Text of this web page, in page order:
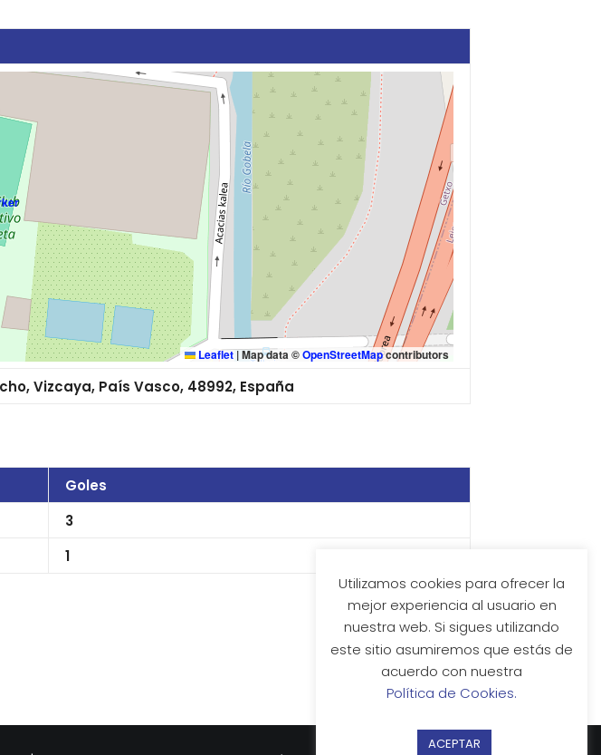
Leaflet|Map data ©OpenStreetMapcontributors
Vizcaya, País Vasco, 48992, España
Goles
3
1
Utilizamos cookies para ofrecer la
mejor experiencia al usuario en
nuestra web. Si sigues utilizando
este sitio asumiremos que estás de
acuerdo con nuestra
Política de Cookies.
ACEPTAR